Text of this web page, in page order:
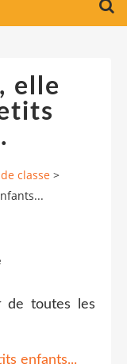
elle
classe >
de toutes les